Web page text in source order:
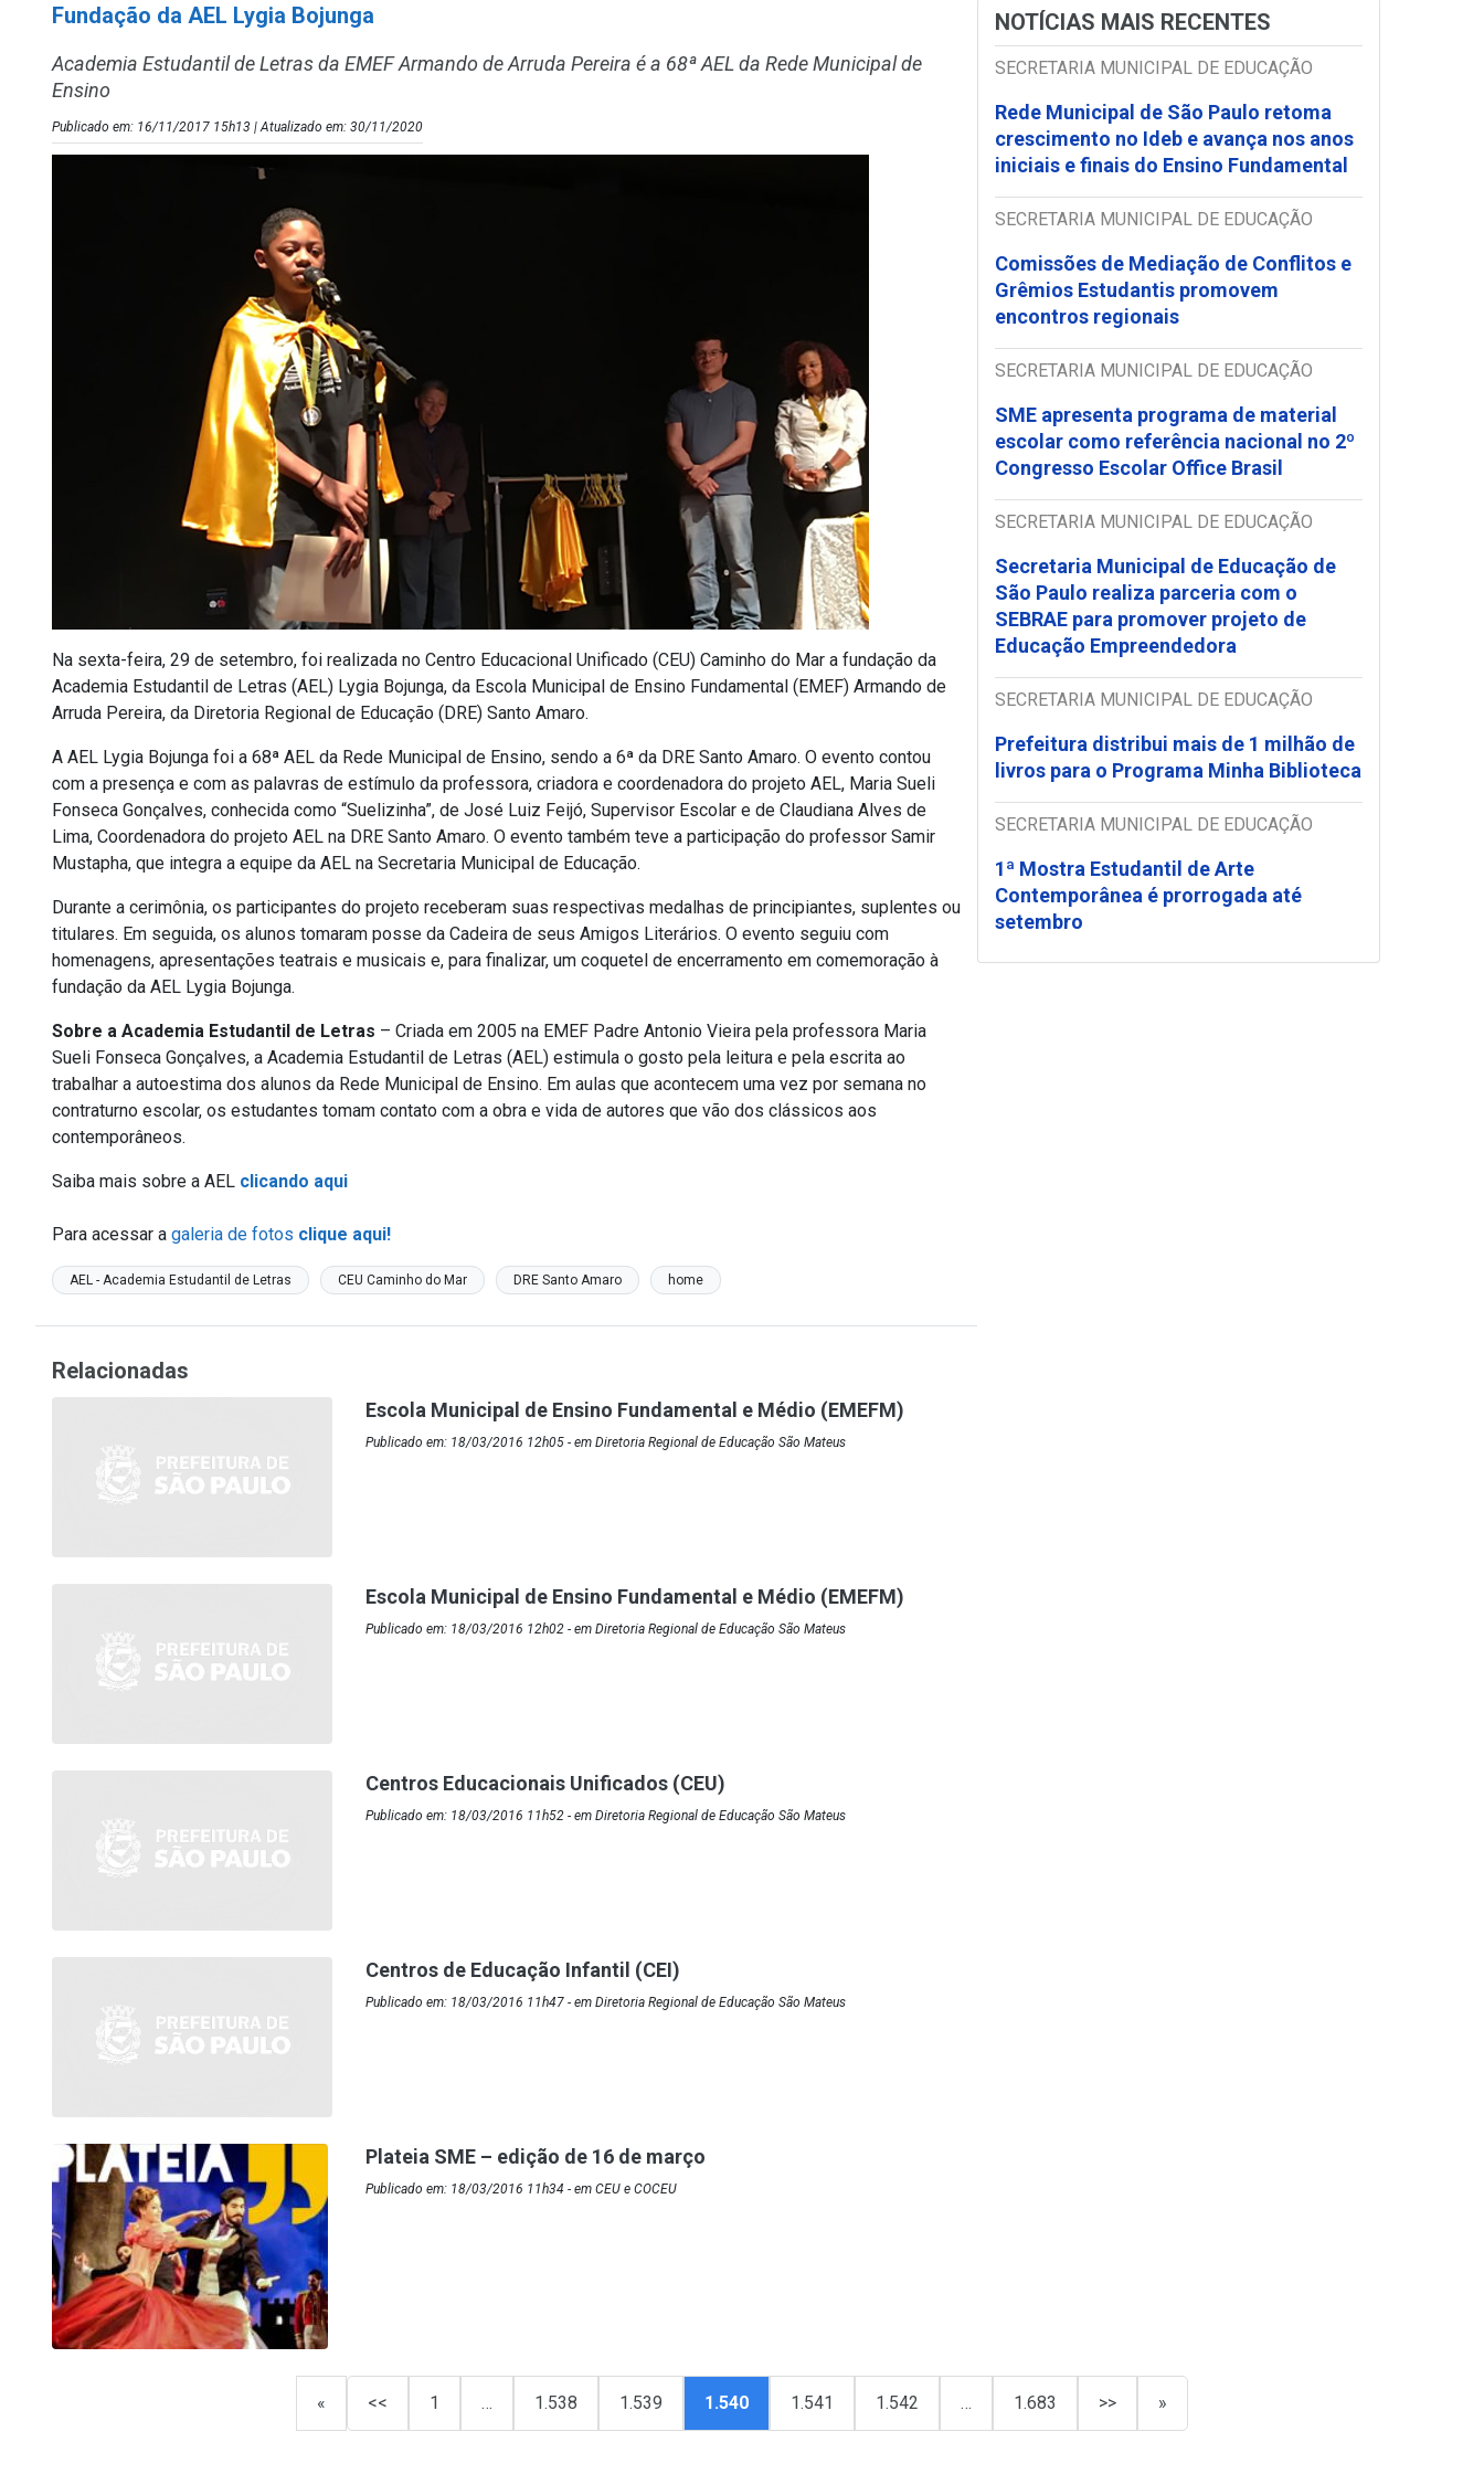
Fundação da AEL Lygia Bojunga
Academia Estudantil de Letras da EMEF Armando de Arruda Pereira é a 68ª AEL da Rede Municipal de
Ensino
Publicado em: 16/11/2017 15h13 | Atualizado em: 30/11/2020
Na sexta-feira, 29 de setembro, foi realizada no Centro Educacional Unificado (CEU) Caminho do Mar a fundação da
Academia Estudantil de Letras (AEL) Lygia Bojunga, da Escola Municipal de Ensino Fundamental (EMEF) Armando de
Arruda Pereira, da Diretoria Regional de Educação (DRE) Santo Amaro.
A AEL Lygia Bojunga foi a 68ª AEL da Rede Municipal de Ensino, sendo a 6ª da DRE Santo Amaro. O evento contou
com a presença e com as palavras de estímulo da professora, criadora e coordenadora do projeto AEL, Maria Sueli
Fonseca Gonçalves, conhecida como “Suelizinha”, de José Luiz Feijó, Supervisor Escolar e de Claudiana Alves de
Lima, Coordenadora do projeto AEL na DRE Santo Amaro. O evento também teve a participação do professor Samir
Mustapha, que integra a equipe da AEL na Secretaria Municipal de Educação.
Durante a cerimônia, os participantes do projeto receberam suas respectivas medalhas de principiantes, suplentes ou
titulares. Em seguida, os alunos tomaram posse da Cadeira de seus Amigos Literários. O evento seguiu com
homenagens, apresentações teatrais e musicais e, para finalizar, um coquetel de encerramento em comemoração à
fundação da AEL Lygia Bojunga.
Sobre a Academia Estudantil de Letras – Criada em 2005 na EMEF Padre Antonio Vieira pela professora Maria
Sueli Fonseca Gonçalves, a Academia Estudantil de Letras (AEL) estimula o gosto pela leitura e pela escrita ao
trabalhar a autoestima dos alunos da Rede Municipal de Ensino. Em aulas que acontecem uma vez por semana no
contraturno escolar, os estudantes tomam contato com a obra e vida de autores que vão dos clássicos aos
contemporâneos.
Saiba mais sobre a AEL clicando aqui
Para acessar a galeria de fotos clique aqui!
AEL - Academia Estudantil de Letras CEU Caminho do Mar DRE Santo Amaro home
NOTÍCIAS MAIS RECENTES
SECRETARIA MUNICIPAL DE EDUCAÇÃO
Rede Municipal de São Paulo retoma
crescimento no Ideb e avança nos anos
iniciais e finais do Ensino Fundamental
SECRETARIA MUNICIPAL DE EDUCAÇÃO
Comissões de Mediação de Conflitos e
Grêmios Estudantis promovem
encontros regionais
SECRETARIA MUNICIPAL DE EDUCAÇÃO
SME apresenta programa de material
escolar como referência nacional no 2º
Congresso Escolar Office Brasil
SECRETARIA MUNICIPAL DE EDUCAÇÃO
Secretaria Municipal de Educação de
São Paulo realiza parceria com o
SEBRAE para promover projeto de
Educação Empreendedora
SECRETARIA MUNICIPAL DE EDUCAÇÃO
Prefeitura distribui mais de 1 milhão de
livros para o Programa Minha Biblioteca
SECRETARIA MUNICIPAL DE EDUCAÇÃO
1ª Mostra Estudantil de Arte
Contemporânea é prorrogada até
setembro
Relacionadas
Escola Municipal de Ensino Fundamental e Médio (EMEFM)
Publicado em: 18/03/2016 12h05 - em Diretoria Regional de Educação São Mateus
Escola Municipal de Ensino Fundamental e Médio (EMEFM)
Publicado em: 18/03/2016 12h02 - em Diretoria Regional de Educação São Mateus
Centros Educacionais Unificados (CEU)
Publicado em: 18/03/2016 11h52 - em Diretoria Regional de Educação São Mateus
Centros de Educação Infantil (CEI)
Publicado em: 18/03/2016 11h47 - em Diretoria Regional de Educação São Mateus
Plateia SME – edição de 16 de março
Publicado em: 18/03/2016 11h34 - em CEU e COCEU
« << 1 … 1.538 1.539 1.540 1.541 1.542 … 1.683 >> »